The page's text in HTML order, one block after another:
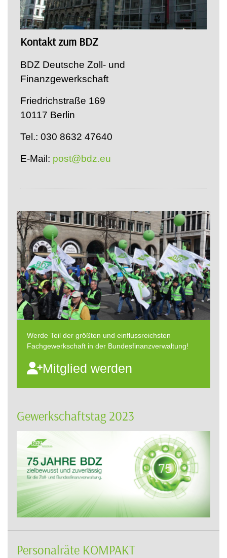
Kontakt zum BDZ
BDZ Deutsche Zoll- und
Finanzgewerkschaft
Friedrichstraße 169
10117 Berlin
Tel.: 030 8632 47640
E-Mail: post@bdz.eu
Werde Teil der größten und einflussreichsten
Fachgewerkschaft in der Bundesfinanzverwaltung!
Mitglied werden
Gewerkschaftstag 2023
Personalräte KOMPAKT